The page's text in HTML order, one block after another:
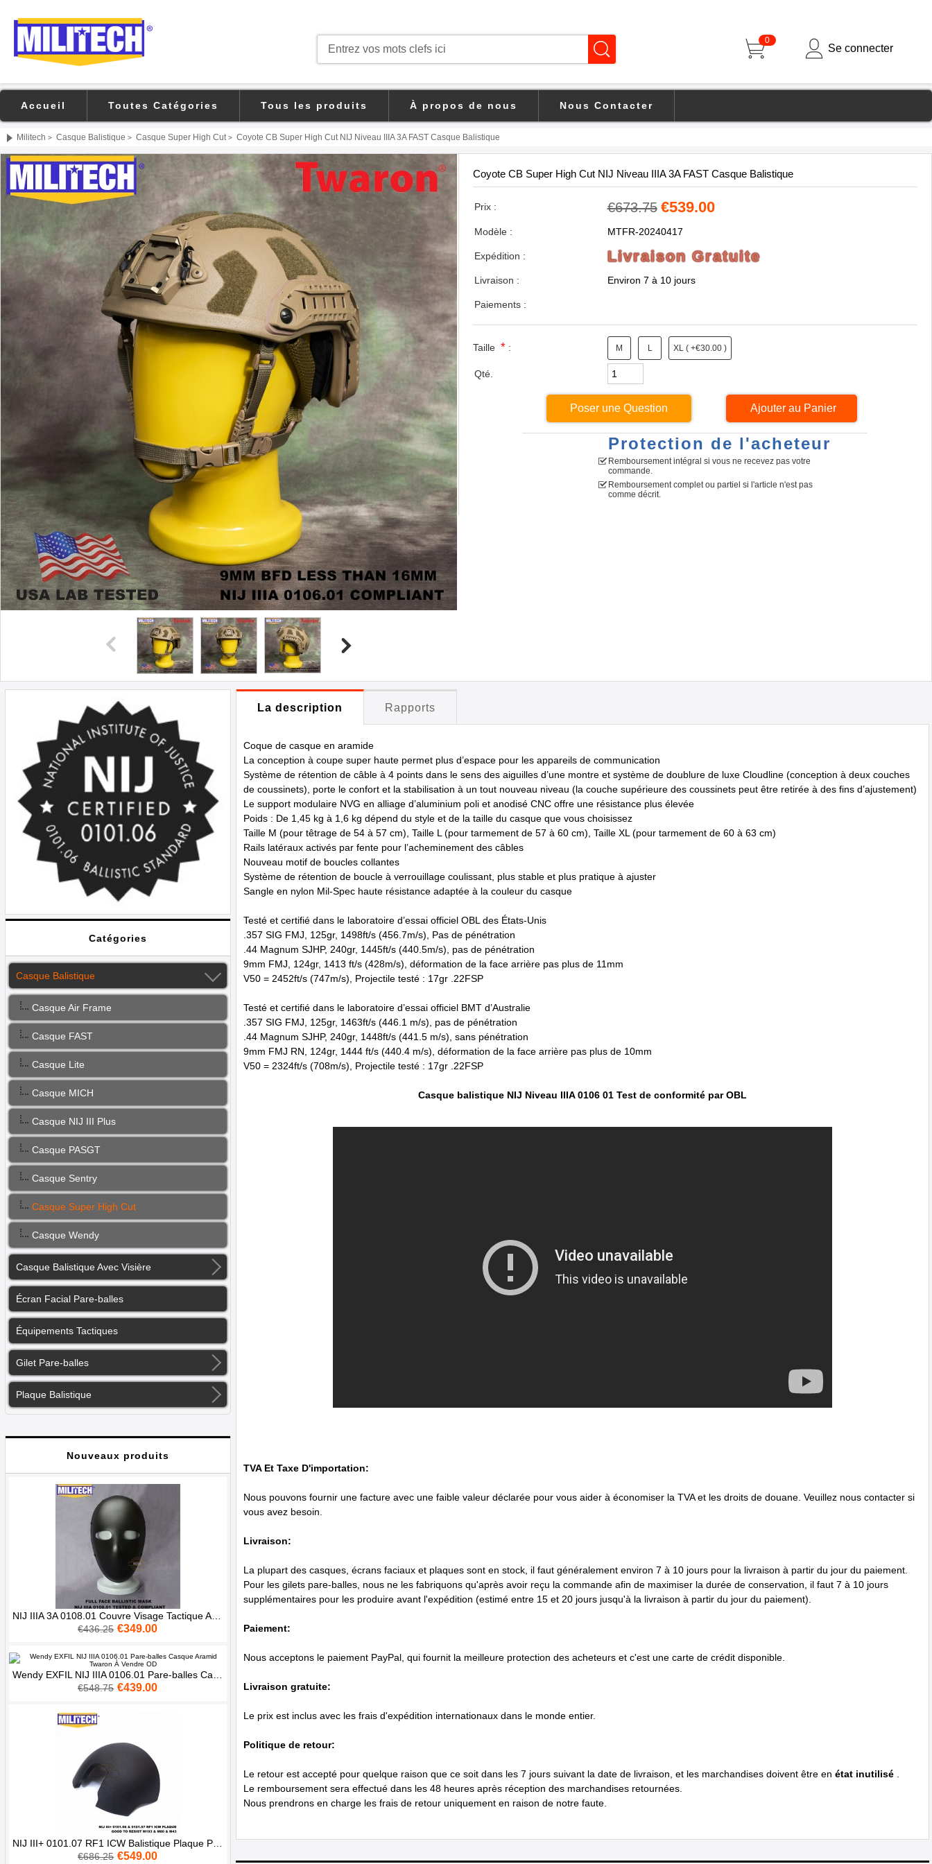
0
Se connecter
Accueil Toutes Catégories Tous les produits À propos de nous Nous Contacter
Militech > Casque Balistique > Casque Super High Cut > Coyote CB Super High Cut NIJ Niveau IIIA 3A FAST Casque Balistique
Coyote CB Super High Cut NIJ Niveau IIIA 3A FAST Casque Balistique
Prix : €673.75 €539.00
Modèle : MTFR-20240417
Expédition : Livraison Gratuite
Livraison : Environ 7 à 10 jours
Paiements :
Taille *: M L XL ( +€30.00 )
Qté.
Poser une Question
Protection de l'acheteur
Remboursement intégral si vous ne recevez pas votre
commande.
Remboursement complet ou partiel si l'article n'est pas
comme décrit.
Catégories
Casque Balistique
Casque Air Frame
Casque FAST
Casque Lite
Casque MICH
Casque NIJ III Plus
Casque PASGT
Casque Sentry
Casque Super High Cut
Casque Wendy
Casque Balistique Avec Visière
Écran Facial Pare-balles
Équipements Tactiques
Gilet Pare-balles
Plaque Balistique
Nouveaux produits
NIJ IIIA 3A 0108.01 Couvre Visage Tactique Anti-balles Masque Balistique Complet En Aramide
€436.25 €349.00
Wendy EXFIL NIJ IIIA 0106.01 Pare-balles Casque Aramid Twaron À Vendre OD
€548.75 €439.00
NIJ III+ 0101.07 RF1 ICW Balistique Plaque Pour Casque FAST Bouclier FHS BK
€686.25 €549.00
La description Rapports
Coque de casque en aramide
La conception à coupe super haute permet plus d’espace pour les appareils de communication
Système de rétention de câble à 4 points dans le sens des aiguilles d’une montre et système de doublure de luxe Cloudline (conception à deux couches
de coussinets), porte le confort et la stabilisation à un tout nouveau niveau (la couche supérieure des coussinets peut être retirée à des fins d’ajustement)
Le support modulaire NVG en alliage d’aluminium poli et anodisé CNC offre une résistance plus élevée
Poids : De 1,45 kg à 1,6 kg dépend du style et de la taille du casque que vous choisissez
Taille M (pour têtrage de 54 à 57 cm), Taille L (pour tarmement de 57 à 60 cm), Taille XL (pour tarmement de 60 à 63 cm)
Rails latéraux activés par fente pour l’acheminement des câbles
Nouveau motif de boucles collantes
Système de rétention de boucle à verrouillage coulissant, plus stable et plus pratique à ajuster
Sangle en nylon Mil-Spec haute résistance adaptée à la couleur du casque
Testé et certifié dans le laboratoire d’essai officiel OBL des États-Unis
.357 SIG FMJ, 125gr, 1498ft/s (456.7m/s), Pas de pénétration
.44 Magnum SJHP, 240gr, 1445ft/s (440.5m/s), pas de pénétration
9mm FMJ, 124gr, 1413 ft/s (428m/s), déformation de la face arrière pas plus de 11mm
V50 = 2452ft/s (747m/s), Projectile testé : 17gr .22FSP
Testé et certifié dans le laboratoire d’essai officiel BMT d’Australie
.357 SIG FMJ, 125gr, 1463ft/s (446.1 m/s), pas de pénétration
.44 Magnum SJHP, 240gr, 1448ft/s (441.5 m/s), sans pénétration
9mm FMJ RN, 124gr, 1444 ft/s (440.4 m/s), déformation de la face arrière pas plus de 10mm
V50 = 2324ft/s (708m/s), Projectile testé : 17gr .22FSP
Casque balistique NIJ Niveau IIIA 0106 01 Test de conformité par OBL
TVA Et Taxe D'importation:
Nous pouvons fournir une facture avec une faible valeur déclarée pour vous aider à économiser la TVA et les droits de douane. Veuillez nous contacter si
vous avez besoin.
Livraison:
La plupart des casques, écrans faciaux et plaques sont en stock, il faut généralement environ 7 à 10 jours pour la livraison à partir du jour du paiement.
Pour les gilets pare-balles, nous ne les fabriquons qu'après avoir reçu la commande afin de maximiser la durée de conservation, il faut 7 à 10 jours
supplémentaires pour les produire avant l'expédition (estimé entre 15 et 20 jours jusqu'à la livraison à partir du jour du paiement).
Paiement:
Nous acceptons le paiement PayPal, qui fournit la meilleure protection des acheteurs et c'est une carte de crédit disponible.
Livraison gratuite:
Le prix est inclus avec les frais d'expédition internationaux dans le monde entier.
Politique de retour:
Le retour est accepté pour quelque raison que ce soit dans les 7 jours suivant la date de livraison, et les marchandises doivent être en état inutilisé
Le remboursement sera effectué dans les 48 heures après réception des marchandises retournées.
Nous prendrons en charge les frais de retour uniquement en raison de notre faute.